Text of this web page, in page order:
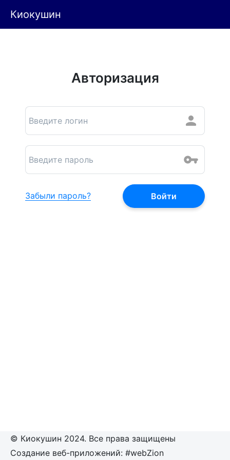
Киокушин
Авторизация
Забыли пароль?
© Киокушин 2024. Все права защищены
Создание веб-приложений: #webZion